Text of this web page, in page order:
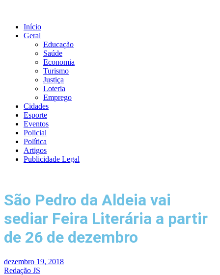
conteúdo
Início
Geral
Educação
Saúde
Economia
Turismo
Justiça
Loteria
Emprego
Cidades
Esporte
Eventos
Policial
Política
Artigos
Publicidade Legal
São Pedro da Aldeia vai
sediar Feira Literária a partir
de 26 de dezembro
dezembro 19, 2018
Redação JS